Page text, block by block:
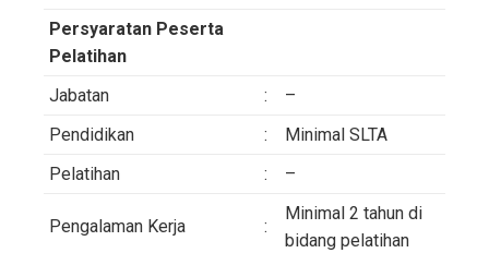
Persyaratan Peserta
Pelatihan
Jabatan
:
–
Pendidikan
:
Minimal SLTA
Pelatihan
: –
Pengalaman Kerja :
Minimal 2 tahun di
bidang pelatihan